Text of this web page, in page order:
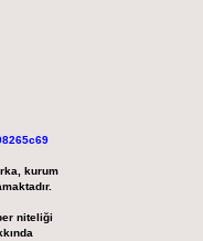
kurum
niteliği